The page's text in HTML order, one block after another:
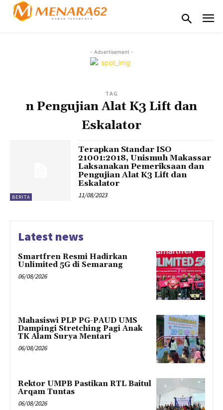
- Advertisement -
TAG
n Pengujian Alat K3 Lift dan
Eskalator
BERITA
Terapkan Standar ISO
21001:2018, Unismuh Makassar
Laksanakan Pemeriksaan dan
Pengujian Alat K3 Lift dan
Eskalator
11/08/2023
Latest news
Smartfren Resmi Hadirkan
Unlimited 5G di Semarang
06/08/2026
Mahasiswi PLP PG-PAUD UMS
Dampingi Stretching Pagi Anak
TK Alam Surya Mentari
06/08/2026
Rektor UMPB Pastikan RTL Baitul
Arqam Tuntas
06/08/2026